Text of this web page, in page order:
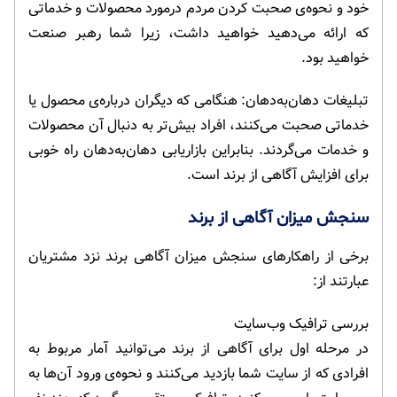
خود و نحوه‌ی صحبت کردن مردم درمورد محصولات و خدماتی
که ارائه می‌دهید خواهید داشت، زیرا شما رهبر صنعت
خواهید بود.
تبلیغات دهان‌به‌دهان: هنگامی ‌که دیگران درباره‌ی محصول یا
خدماتی صحبت می‌کنند، افراد بیش‌تر به دنبال آن محصولات
و خدمات می‌گردند. بنابراین بازاریابی دهان‌به‌دهان راه خوبی
برای افزایش آگاهی از برند است.
سنجش میزان آگاهی از برند
برخی از راهکارهای سنجش میزان آگاهی برند نزد مشتریان
عبارتند از:
بررسی ترافیک وب‌سایت
در مرحله اول برای آگاهی از برند می‌توانید آمار مربوط به
افرادی که از سایت شما بازدید می‌کنند و نحوه‌ی ورود آن‌ها به